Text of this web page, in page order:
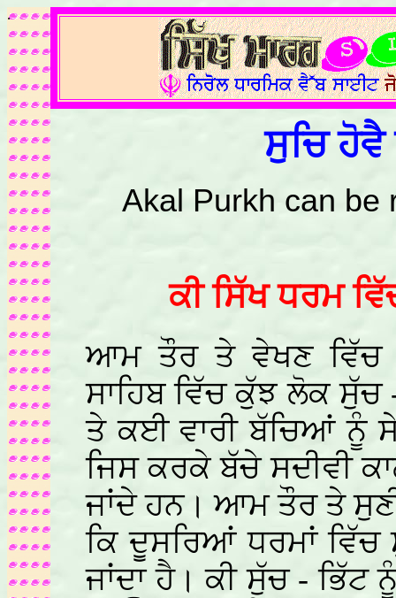
.
ਸੁਚਿ
Akal Purkh can be
ਕੀ ਸਿੱਖ ਧਰਮ
ਆਮ ਤੌਰ ਤੇ ਵੇਖਣ ਵਿੱਚ
ਸਾਹਿਬ ਵਿੱਚ ਕੁੱਝ ਲੋਕ
ਤੇ ਕਈ ਵਾਰੀ ਬੱਚਿਆਂ ਨੂੰ
ਜਿਸ ਕਰਕੇ ਬੱਚੇ ਸਦੀਵੀ
ਜਾਂਦੇ ਹਨ। ਆਮ ਤੌਰ ਤੇ
ਕਿ ਦੂਸਰਿਆਂ ਧਰਮਾਂ ਵਿੱਚ
ਜਾਂਦਾ ਹੈ। ਕੀ ਸੁੱਚ - ਭਿੱਟ